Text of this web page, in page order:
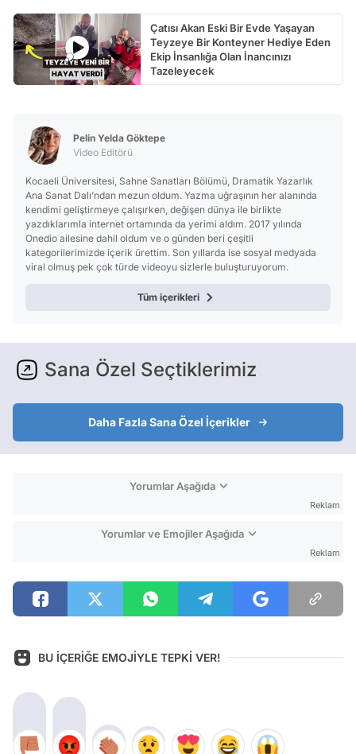
Çatısı Akan Eski Bir Evde Yaşayan
Teyzeye Bir Konteyner Hediye Eden
Ekip İnsanlığa Olan İnancınızı
Tazeleyecek
Pelin Yelda Göktepe
Video Editörü
Kocaeli Üniversitesi, Sahne Sanatları Bölümü, Dramatik Yazarlık
Ana Sanat Dalı’ndan mezun oldum. Yazma uğraşının her alanında
kendimi geliştirmeye çalışırken, değişen dünya ile birlikte
yazdıklarımla internet ortamında da yerimi aldım. 2017 yılında
Onedio ailesine dahil oldum ve o günden beri çeşitli
kategorilerimizde içerik ürettim. Son yıllarda ise sosyal medyada
viral olmuş pek çok türde videoyu sizlerle buluşturuyorum.
Tüm içerikleri
Sana Özel Seçtiklerimiz
Daha Fazla Sana Özel İçerikler
Yorumlar Aşağıda
Reklam
Yorumlar ve Emojiler Aşağıda
Reklam
BU İÇERİĞE EMOJİYLE TEPKİ VER!